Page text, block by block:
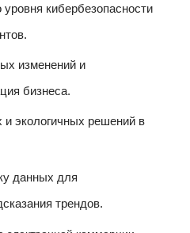
кибербезопасности
изменений и
бизнеса.
и экологичных решений в
данных для
трендов.